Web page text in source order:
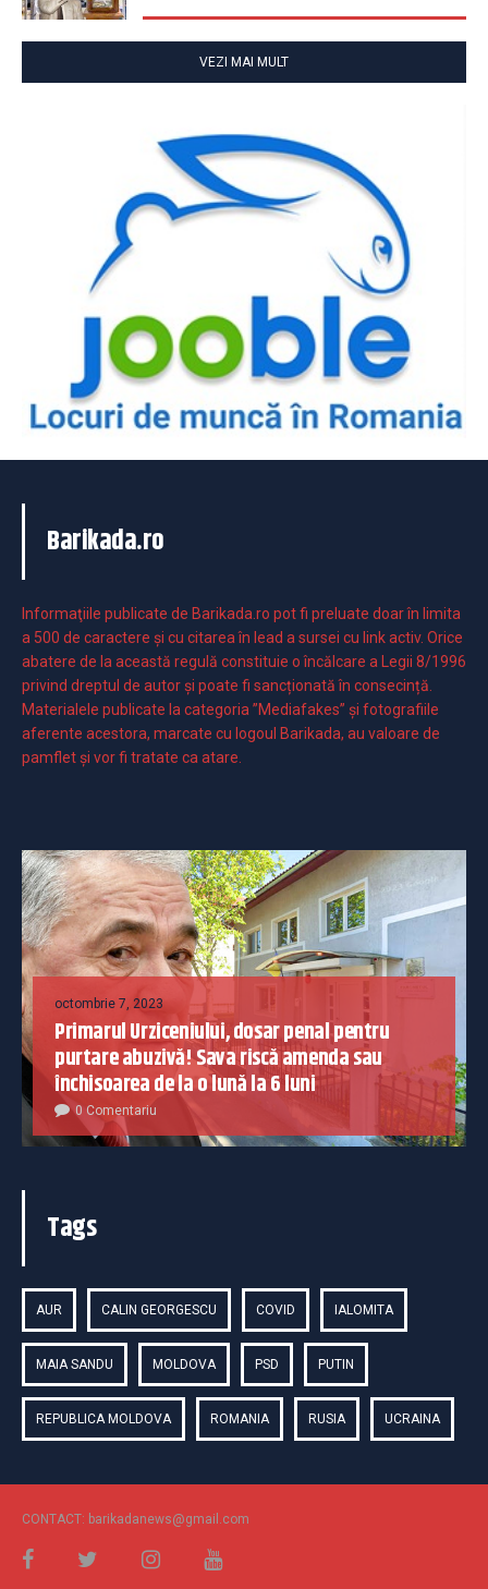
VEZI MAI MULT
Barikada.ro
Informaţiile publicate de Barikada.ro pot fi preluate doar în limita
a 500 de caractere şi cu citarea în lead a sursei cu link activ. Orice
abatere de la această regulă constituie o încălcare a Legii 8/1996
privind dreptul de autor și poate fi sancționată în consecință.
Materialele publicate la categoria ”Mediafakes” și fotografiile
aferente acestora, marcate cu logoul Barikada, au valoare de
pamflet și vor fi tratate ca atare.
octombrie 7, 2023
Primarul Urziceniului, dosar penal pentru
purtare abuzivă! Sava riscă amenda sau
închisoarea de la o lună la 6 luni
0 Comentariu
Tags
AUR CALIN GEORGESCU COVID IALOMITA
MAIA SANDU MOLDOVA PSD PUTIN
REPUBLICA MOLDOVA ROMANIA RUSIA UCRAINA
CONTACT: barikadanews@gmail.com